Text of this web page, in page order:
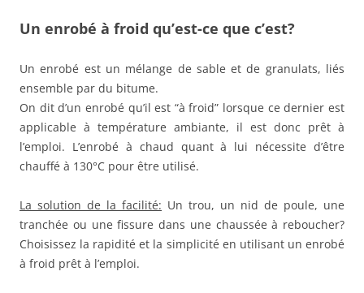
Un enrobé à froid qu’est-ce que c’est?
Un enrobé est un mélange de sable et de granulats, liés
ensemble par du bitume.
On dit d’un enrobé qu’il est “à froid” lorsque ce dernier est
applicable à température ambiante, il est donc prêt à
l’emploi. L’enrobé à chaud quant à lui nécessite d’être
chauffé à 130°C pour être utilisé.
La solution de la facilité: Un trou, un nid de poule, une
tranchée ou une fissure dans une chaussée à reboucher?
Choisissez la rapidité et la simplicité en utilisant un enrobé
à froid prêt à l’emploi.